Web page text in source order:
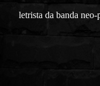
letrista da banda